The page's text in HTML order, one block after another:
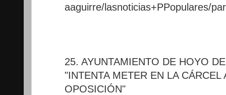
aaguirre/lasnoticias+PPopulares/
25. AYUNTAMIENTO DE HOYO
"INTENTA METER EN LA CÁRCEL
OPOSICIÓN"